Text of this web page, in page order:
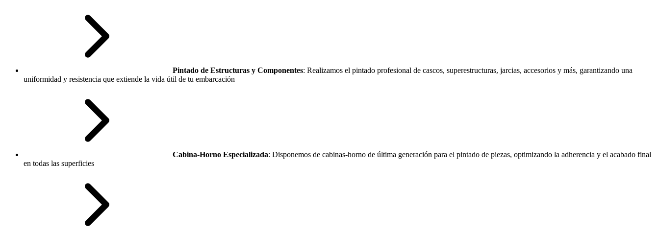
Pintado de Estructuras y Componentes: Realizamos el pintado profesional de cascos, superestructuras, jarcias, accesorios y más, garantizando una
uniformidad y resistencia que extiende la vida útil de tu embarcación
Cabina-Horno Especializada: Disponemos de cabinas-horno de última generación para el pintado de piezas, optimizando la adherencia y el acabado final
en todas las superficies